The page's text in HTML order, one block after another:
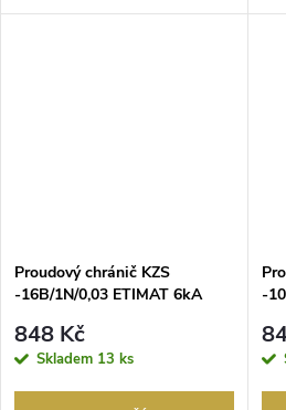
napětím 230 V a...
Proudový chránič KZS
-16B/1N/0,03 ETIMAT 6kA
848 Kč
Skladem 13 ks
-